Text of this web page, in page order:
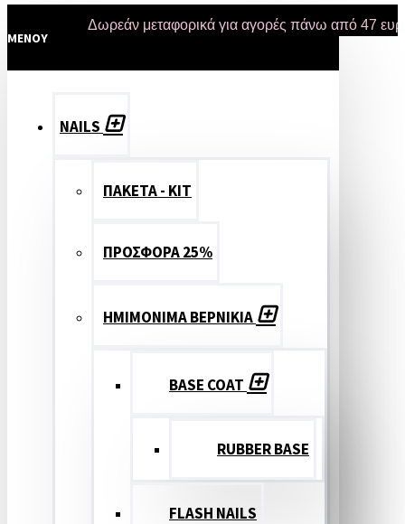
Δωρεάν μεταφορικά για αγορές πάνω από 47 ευρώ και
MENOY
NAILS
ΠΑΚΕΤΑ - ΚΙΤ
ΠΡΟΣΦΟΡΑ 25%
ΗΜΙΜΟΝΙΜΑ ΒΕΡΝΙΚΙΑ
BASE COAT
RUBBER BASE
FLASH NAILS